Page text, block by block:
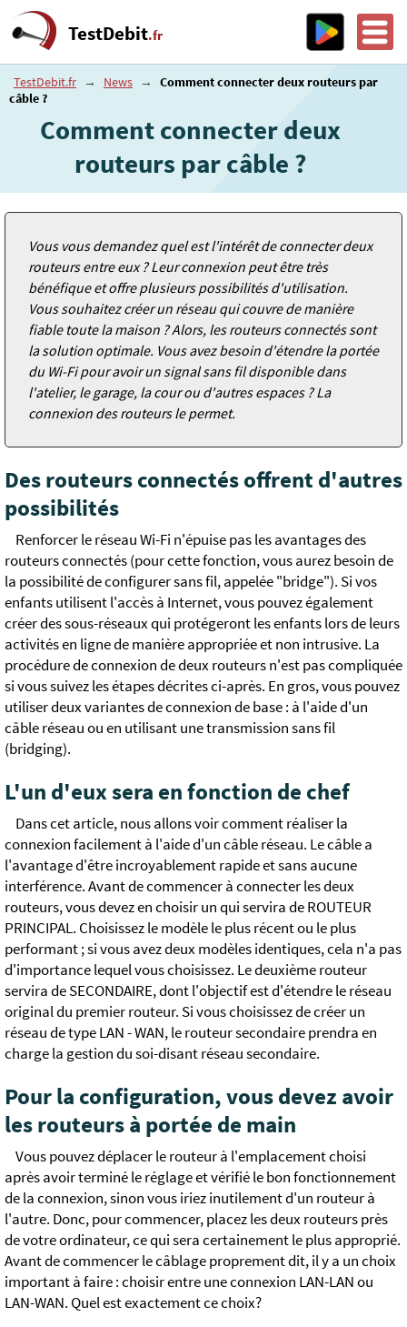
TestDebit.fr
TestDebit.fr → News →
Comment connecter deux routeurs par
câble ?
Comment connecter deux
routeurs par câble ?
Vous vous demandez quel est l'intérêt de connecter deux
routeurs entre eux ? Leur connexion peut être très
bénéfique et offre plusieurs possibilités d'utilisation.
Vous souhaitez créer un réseau qui couvre de manière
fiable toute la maison ? Alors, les routeurs connectés sont
la solution optimale. Vous avez besoin d'étendre la portée
du Wi-Fi pour avoir un signal sans fil disponible dans
l'atelier, le garage, la cour ou d'autres espaces ? La
connexion des routeurs le permet.
Des routeurs connectés offrent d'autres
possibilités
Renforcer le réseau Wi-Fi n'épuise pas les avantages des
routeurs connectés (pour cette fonction, vous aurez besoin de
la possibilité de configurer sans fil, appelée "bridge"). Si vos
enfants utilisent l'accès à Internet, vous pouvez également
créer des sous-réseaux qui protégeront les enfants lors de leurs
activités en ligne de manière appropriée et non intrusive. La
procédure de connexion de deux routeurs n'est pas compliquée
si vous suivez les étapes décrites ci-après. En gros, vous pouvez
utiliser deux variantes de connexion de base : à l'aide d'un
câble réseau ou en utilisant une transmission sans fil
(bridging).
L'un d'eux sera en fonction de chef
Dans cet article, nous allons voir comment réaliser la
connexion facilement à l'aide d'un câble réseau. Le câble a
l'avantage d'être incroyablement rapide et sans aucune
interférence. Avant de commencer à connecter les deux
routeurs, vous devez en choisir un qui servira de ROUTEUR
PRINCIPAL. Choisissez le modèle le plus récent ou le plus
performant ; si vous avez deux modèles identiques, cela n'a pas
d'importance lequel vous choisissez. Le deuxième routeur
servira de SECONDAIRE, dont l'objectif est d'étendre le réseau
original du premier routeur. Si vous choisissez de créer un
réseau de type LAN - WAN, le routeur secondaire prendra en
charge la gestion du soi-disant réseau secondaire.
Pour la configuration, vous devez avoir
les routeurs à portée de main
Vous pouvez déplacer le routeur à l'emplacement choisi
après avoir terminé le réglage et vérifié le bon fonctionnement
de la connexion, sinon vous iriez inutilement d'un routeur à
l'autre. Donc, pour commencer, placez les deux routeurs près
de votre ordinateur, ce qui sera certainement le plus approprié.
Avant de commencer le câblage proprement dit, il y a un choix
important à faire : choisir entre une connexion LAN-LAN ou
LAN-WAN. Quel est exactement ce choix?